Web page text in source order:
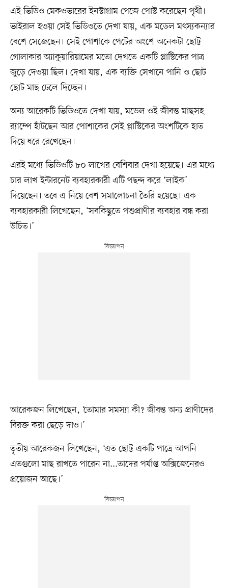
এই ভিডিও মেকওভারের ইনস্টাগ্রাম পেজে পোস্ট করেছেন পৃথী।
ভাইরাল হওয়া সেই ভিডিওতে দেখা যায়, এক মডেল মৎস্যকন্যার
বেশে সেজেছেন। সেই পোশাকে পেটের অংশে অনেকটা ছোট্ট
গোলাকার অ্যাকুয়ারিয়ামের মতো দেখতে একটি প্লাস্টিকের পাত্র
জুড়ে দেওয়া ছিল। দেখা যায়, এক ব্যক্তি সেখানে পানি ও ছোট
ছোট মাছ ঢেলে দিচ্ছেন।
অন্য আরেকটি ভিডিওতে দেখা যায়, মডেল ওই জীবন্ত মাছসহ
র‌্যাম্পে হাঁটছেন আর পোশাকের সেই প্লাস্টিকের অংশটিকে হাত
দিয়ে ধরে রেখেছেন।
এরই মধ্যে ভিডিওটি ৮০ লাখের বেশিবার দেখা হয়েছে। এর মধ্যে
চার লাখ ইন্টারনেট ব্যবহারকারী এটি পছন্দ করে ‘লাইক’
দিয়েছেন। তবে এ নিয়ে বেশ সমালোচনা তৈরি হয়েছে। এক
ব্যবহারকারী লিখেছেন, ‘সবকিছুতে পশুপ্রাণীর ব্যবহার বন্ধ করা
উচিত।’
আরেকজন লিখেছেন, ‘তোমার সমস্যা কী? জীবন্ত অন্য প্রাণীদের
বিরক্ত করা ছেড়ে দাও।’
তৃতীয় আরেকজন লিখেছেন, ‘এত ছোট্ট একটি পাত্রে আপনি
এতগুলো মাছ রাখতে পারেন না...তাদের পর্যাপ্ত অক্সিজেনেরও
প্রয়োজন আছে।’